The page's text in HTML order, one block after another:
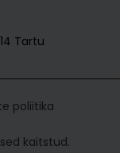
Tartu
poliitika
kaitstud.